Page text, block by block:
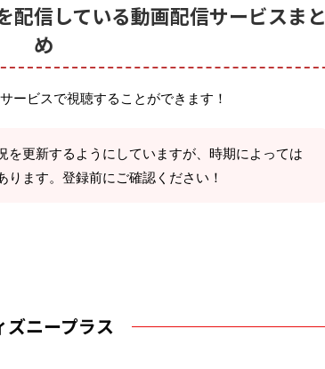
配信している動画配信サービスまと
め
ービスで視聴することができます！
を更新するようにしていますが、時期によっては
ります。登録前にご確認ください！
ズニープラス